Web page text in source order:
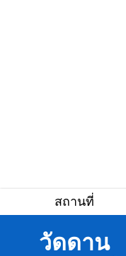
สถานที่
วัดดาน